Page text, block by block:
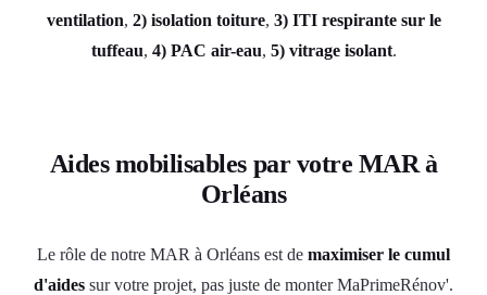
ventilation, 2) isolation toiture, 3) ITI respirante sur le
tuffeau, 4) PAC air-eau, 5) vitrage isolant.
Aides mobilisables par votre MAR à
Orléans
Le rôle de notre MAR à Orléans est de maximiser le cumul
d'aides sur votre projet, pas juste de monter MaPrimeRénov'.